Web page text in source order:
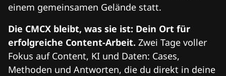
einem gemeinsamen Gelände statt.
Die CMCX bleibt, was sie ist: Dein Ort für
erfolgreiche Content-Arbeit. Zwei Tage voller
Fokus auf Content, KI und Daten: Cases,
Methoden und Antworten, die du direkt in deine